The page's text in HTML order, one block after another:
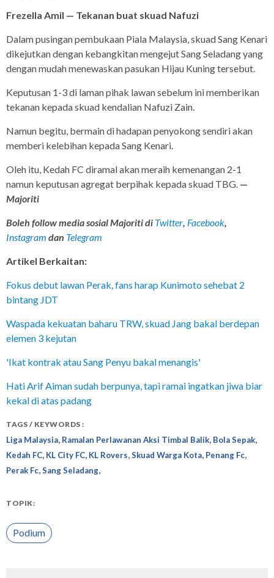
Frezella Amil — Tekanan buat skuad Nafuzi
Dalam pusingan pembukaan Piala Malaysia, skuad Sang Kenari
dikejutkan dengan kebangkitan mengejut Sang Seladang yang
dengan mudah menewaskan pasukan Hijau Kuning tersebut.
Keputusan 1-3 di laman pihak lawan sebelum ini memberikan
tekanan kepada skuad kendalian Nafuzi Zain.
Namun begitu, bermain di hadapan penyokong sendiri akan
memberi kelebihan kepada Sang Kenari.
Oleh itu, Kedah FC diramal akan meraih kemenangan 2-1
namun keputusan agregat berpihak kepada skuad TBG. —
Majoriti
Boleh follow media sosial Majoriti di Twitter, Facebook,
Instagram dan Telegram
Artikel Berkaitan:
Fokus debut lawan Perak, fans harap Kunimoto sehebat 2
bintang JDT
Waspada kekuatan baharu TRW, skuad Jang bakal berdepan
elemen 3 kejutan
'Ikat kontrak atau Sang Penyu bakal menangis'
Hati Arif Aiman sudah berpunya, tapi ramai ingatkan jiwa biar
kekal di atas padang
TAGS / KEYWORDS :
Liga Malaysia, Ramalan Perlawanan Aksi Timbal Balik, Bola Sepak,
Kedah FC, KL City FC, KL Rovers,Skuad Warga Kota, Penang Fc,
Perak Fc,Sang Seladang,
TOPIK:
Podium